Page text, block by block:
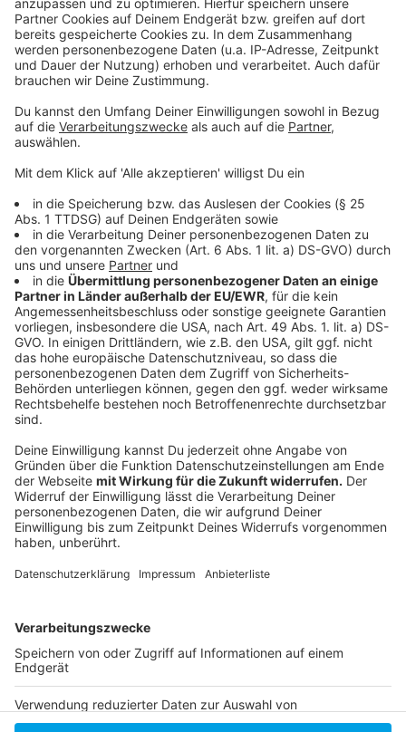
Unser Tipp für möglichst viel Cash
Anzeige
Natürlich lassen unsere Moderatorinnen und
unserem Programm verstecken wir immer wieder
Tipps und Hinweise, in welchen Spielrunden besonders
viel Geld versteckt ist. Unser Tipp: Aufmerksam Radio
hören - solange es geht und ihr verpasst keine Chance.
Oder bildet mit Verwandten, Freunden oder auf der
Arbeit Chatgruppen, sodass ihr euch immer
gegenseitig informieren könnt!
Anzeige
Rechtliches
AGB/Datenschutzbestimmungen
Anzeige
Anzeige